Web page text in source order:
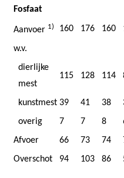
Fosfaat
Aanvoer 1) 160 176 160
w.v.
dierlijke
mest
115 128 114
kunstmest 39 41 38
overig
7 7 8
Afvoer
66 73 74
Overschot
94 103 86